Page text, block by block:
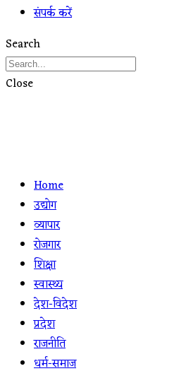
संपर्क करें
Search
Close
Home
उद्योग
व्यापार
रोजगार
शिक्षा
स्वास्थ्य
देश-विदेश
प्रदेश
राजनीति
धर्म-समाज